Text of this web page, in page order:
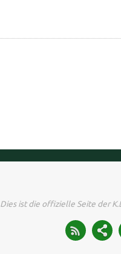
Dies ist die offizielle Seite der